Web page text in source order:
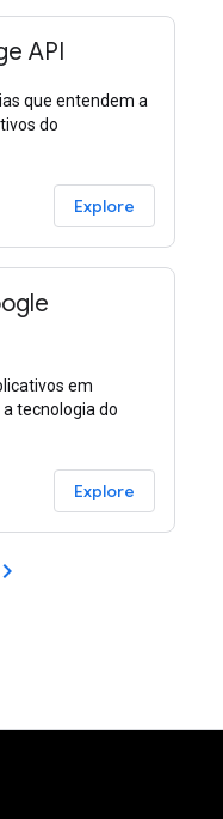
API
que entendem a
do
Explore
em
tecnologia do
Explore